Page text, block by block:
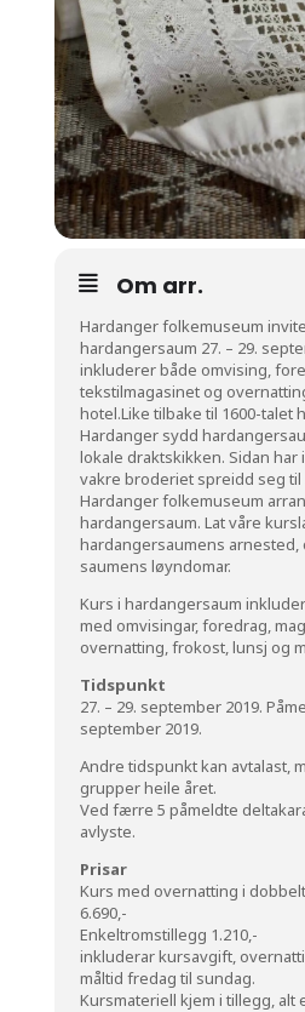
Om arr.
Hardanger folkemuseum
hardangersaum 27. – 29.
inkluderer både omvising,
tekstilmagasinet og
hotel.Like tilbake til 1600-talet
Hardanger sydd
lokale draktskikken. Sidan
vakre broderiet spreidd seg til
Hardanger folkemuseum
hardangersaum. Lat våre
hardangersaumens arnested,
saumens løyndomar.
Kurs i hardangersaum
med omvisingar, foredrag,
overnatting, frokost, lunsj og
Tidspunkt
27. – 29. september 2019.
september 2019.
Andre tidspunkt kan avtalast,
grupper heile året.
Ved færre 5 påmeldte
avlyste.
Prisar
Kurs med overnatting i
6.690,-
Enkeltromstillegg 1.210,-
inkluderar kursavgift,
måltid fredag til sundag.
Kursmateriell kjem i tillegg, alt